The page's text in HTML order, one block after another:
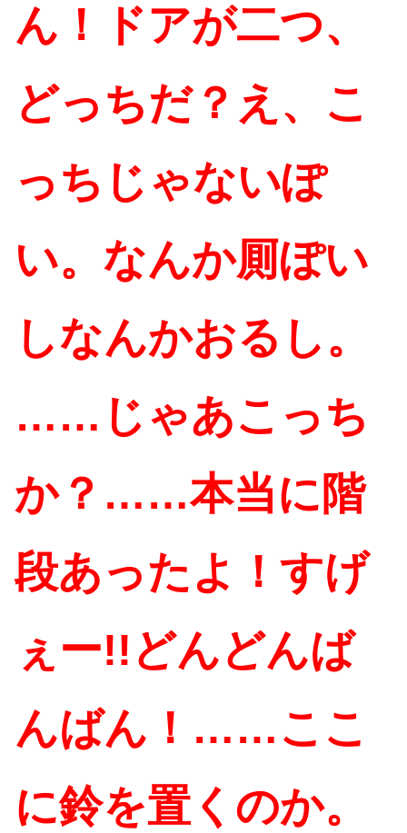
ん！ドアが二つ、
どっちだ？え、こ
っちじゃないぽ
い。なんか厠ぽい
しなんかおるし。
……じゃあこっち
か？……本当に階
段あったよ！すげ
ぇー!!どんどんば
んばん！……ここ
に鈴を置くのか。